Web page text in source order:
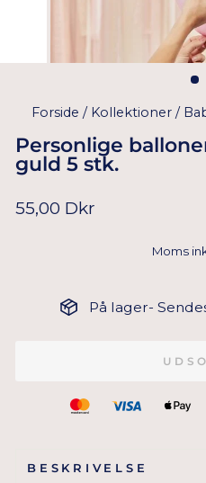
Forside / Kollektioner /
Personlige
guld 5 stk.
Normal
55,00 Dkr
Moms
På lager-
BESKRIVELSE